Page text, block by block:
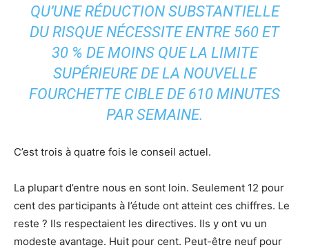
QU’UNE RÉDUCTION SUBSTANTIELLE
DU RISQUE NÉCESSITE ENTRE 560 ET
30 % DE MOINS QUE LA LIMITE
SUPÉRIEURE DE LA NOUVELLE
FOURCHETTE CIBLE DE 610 MINUTES
PAR SEMAINE.
C’est trois à quatre fois le conseil actuel.
La plupart d’entre nous en sont loin. Seulement 12 pour
cent des participants à l’étude ont atteint ces chiffres. Le
reste ? Ils respectaient les directives. Ils y ont vu un
modeste avantage. Huit pour cent. Peut-être neuf pour